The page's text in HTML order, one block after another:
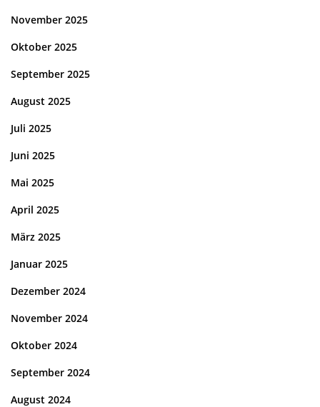
November 2025
Oktober 2025
September 2025
August 2025
Juli 2025
Juni 2025
Mai 2025
April 2025
März 2025
Januar 2025
Dezember 2024
November 2024
Oktober 2024
September 2024
August 2024